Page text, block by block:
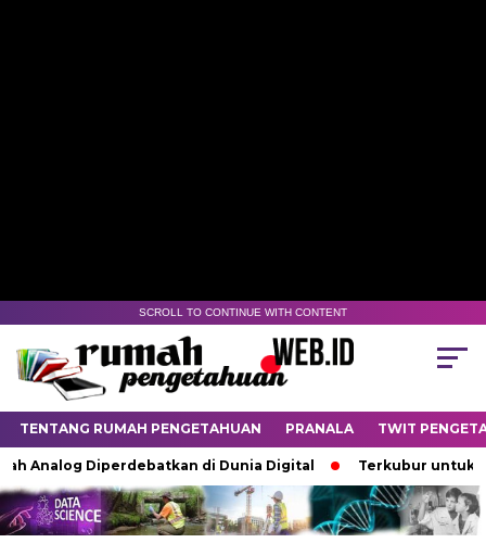
SCROLL TO CONTINUE WITH CONTENT
TENTANG RUMAH PENGETAHUAN PRANALA TWIT
Analog Diperdebatkan di Dunia Digital Terkubur untuk